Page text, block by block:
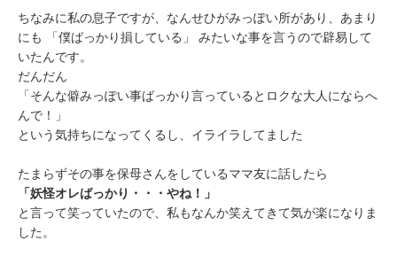
ちなみに私の息子ですが、なんせひがみっぽい所があり、あまり
にも 「僕ばっかり損している」 みたいな事を言うので辟易して
いたんです。
だんだん
「そんな僻みっぽい事ばっかり言っているとロクな大人にならへ
んで！」
という気持ちになってくるし、イライラしてました
たまらずその事を保母さんをしているママ友に話したら
「妖怪オレばっかり・・・やね！」
と言って笑っていたので、私もなんか笑えてきて気が楽になりま
した。